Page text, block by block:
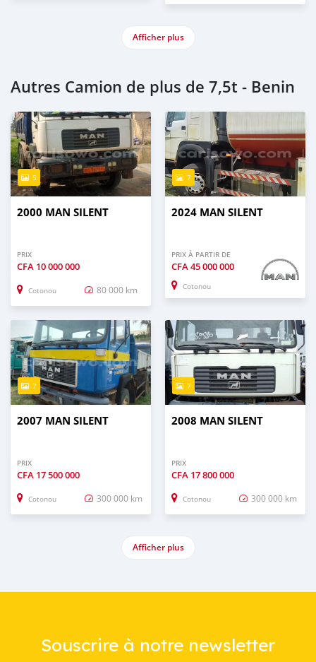
Afficher plus
Autres Camion de plus de 7,5t - Benin
5
2000 MAN SILENT
PRIX
CFA 10 000 000
Cotonou 80 000 km
7
2024 MAN SILENT
PRIX À PARTIR DE
CFA45 000 000
Cotonou
7
2007 MAN SILENT
PRIX
CFA 17 500 000
Cotonou 300 000 km
7
2008 MAN SILENT
PRIX
CFA 17 800 000
Cotonou 300 000 km
Afficher plus
Souscrire à notre newsletter